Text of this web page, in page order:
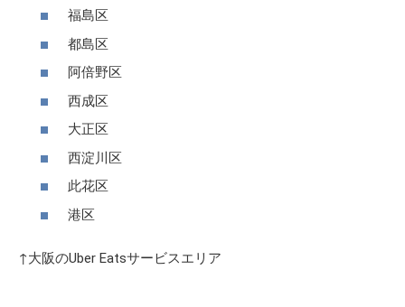
福島区
都島区
阿倍野区
西成区
大正区
西淀川区
此花区
港区
↑大阪のUber Eatsサービスエリア